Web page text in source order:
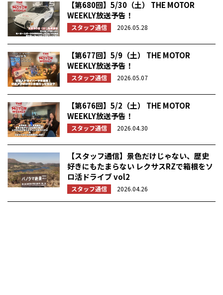
【第680回】5/30（土） THE MOTOR
WEEKLY放送予告！
スタッフ通信 2026.05.28
【第677回】5/9（土） THE MOTOR
WEEKLY放送予告！
スタッフ通信 2026.05.07
【第676回】5/2（土） THE MOTOR
WEEKLY放送予告！
スタッフ通信 2026.04.30
【スタッフ通信】景色だけじゃない、歴史
好きにもたまらない レクサスRZで箱根をソ
ロ活ドライブ vol2
スタッフ通信 2026.04.26